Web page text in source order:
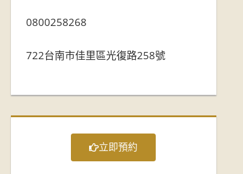
0800258268
722台南市佳里區光復路258號
立即預約